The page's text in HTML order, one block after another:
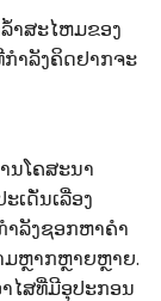
ຳສະໄຫມຂອງ
ກຳລັງຄິດຢາກຈະ
ນໂຄສະນາ
ເດັ່ນເລື່ອງ
າລັງຊອກຫາຄໍາ
ມຫຼາກຫຼາຍຫຼາຍ.
ໄສທີ່ມີອຸປະກອນ